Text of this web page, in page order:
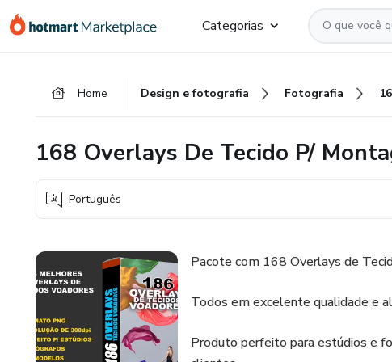
para
para
para
Categorias
Home Design e fotografia Fotografia
168 Overlays De Tecido P/
Português
Pacote com 168 Overlays de
Todos em excelente qualidade e
Produto perfeito para estúdios e